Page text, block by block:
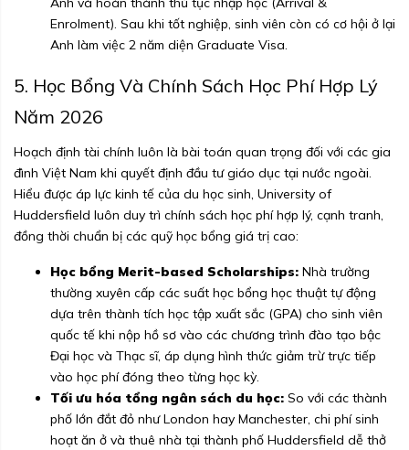
Enrolment). Sau khi tốt nghiệp, sinh viên còn có cơ hội ở lại
Anh làm việc 2 năm diện Graduate Visa.
5. Học Bổng Và Chính Sách Học Phí Hợp Lý
Năm 2026
Hoạch định tài chính luôn là bài toán quan trọng đối với các gia
đình Việt Nam khi quyết định đầu tư giáo dục tại nước ngoài.
Hiểu được áp lực kinh tế của du học sinh, University of
Huddersfield luôn duy trì chính sách học phí hợp lý, cạnh tranh,
đồng thời chuẩn bị các quỹ học bổng giá trị cao:
Học bổng Merit-based Scholarships: Nhà trường
thường xuyên cấp các suất học bổng học thuật tự động
dựa trên thành tích học tập xuất sắc (GPA) cho sinh viên
quốc tế khi nộp hồ sơ vào các chương trình đào tạo bậc
Đại học và Thạc sĩ, áp dụng hình thức giảm trừ trực tiếp
vào học phí đóng theo từng học kỳ.
Tối ưu hóa tổng ngân sách du học: So với các thành
phố lớn đắt đỏ như London hay Manchester, chi phí sinh
hoạt ăn ở và thuê nhà tại thành phố Huddersfield dễ thở